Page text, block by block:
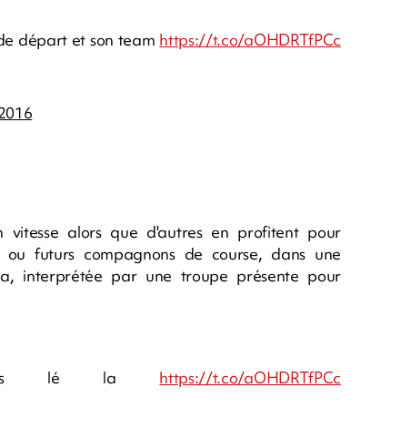
départ et son team https://t.co/aOHDRTfPCc
vitesse alors que d'autres en profitent pour
futurs compagnons de course, dans une
interprétée par une troupe présente pour
lé la https://t.co/aOHDRTfPCc